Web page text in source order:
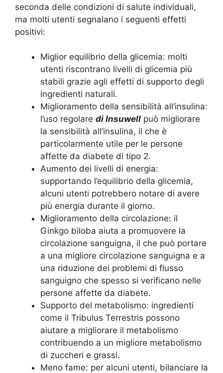
seconda delle condizioni di salute individuali,
ma molti utenti segnalano i seguenti effetti
positivi:
Miglior equilibrio della glicemia: molti
utenti riscontrano livelli di glicemia più
stabili grazie agli effetti di supporto degli
ingredienti naturali.
Miglioramento della sensibilità all’insulina:
l’uso regolare di Insuwell può migliorare
la sensibilità all’insulina, il che è
particolarmente utile per le persone
affette da diabete di tipo 2.
Aumento dei livelli di energia:
supportando l’equilibrio della glicemia,
alcuni utenti potrebbero notare di avere
più energia durante il giorno.
Miglioramento della circolazione: il
Ginkgo biloba aiuta a promuovere la
circolazione sanguigna, il che può portare
a una migliore circolazione sanguigna e a
una riduzione dei problemi di flusso
sanguigno che spesso si verificano nelle
persone affette da diabete.
Supporto del metabolismo: ingredienti
come il Tribulus Terrestris possono
aiutare a migliorare il metabolismo
contribuendo a un migliore metabolismo
di zuccheri e grassi.
Meno fame: per alcuni utenti, bilanciare la